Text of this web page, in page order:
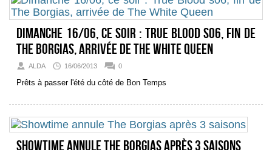
Dimanche 16/06, ce soir : True Blood s06, fin de
The Borgias, arrivée de The White Queen
ALDA 16/06/2013 0
Prêts à passer l'été du côté de Bon Temps
Showtime annule The Borgias après 3 saisons